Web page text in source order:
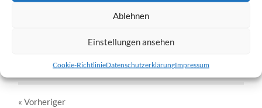
Ablehnen
Einstellungen ansehen
Cookie-RichtlinieDatenschutzerklärungImpressum
A-Wurf-2.jpg
« Vorheriger